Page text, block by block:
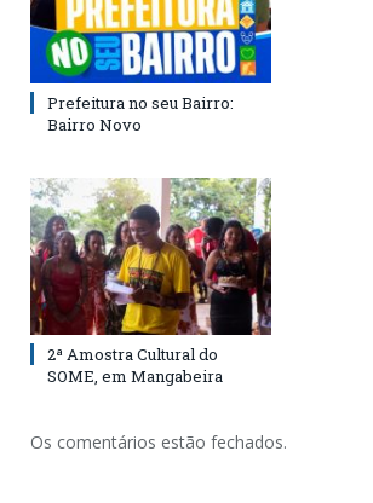
Prefeitura no seu Bairro:
Bairro Novo
2ª Amostra Cultural do
SOME, em Mangabeira
Os comentários estão fechados.